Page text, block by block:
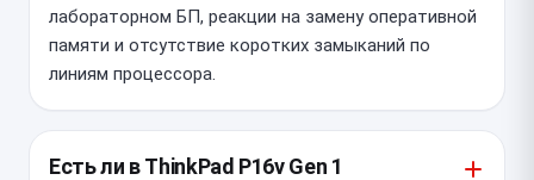
лабораторном БП, реакции на замену оперативной
памяти и отсутствие коротких замыканий по
линиям процессора.
Есть ли в ThinkPad P16v Gen 1